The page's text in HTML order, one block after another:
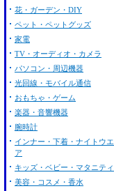
花・ガーデン・DIY
ペット・ペットグッズ
家電
TV・オーディオ・カメラ
パソコン・周辺機器
光回線・モバイル通信
おもちゃ・ゲーム
楽器・音響機器
腕時計
インナー・下着・ナイトウエ
ア
キッズ・ベビー・マタニティ
美容・コスメ・香水